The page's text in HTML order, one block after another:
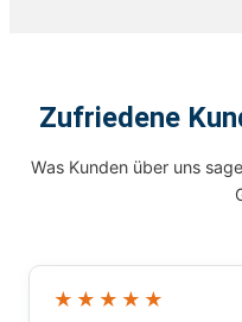
Zufriedene
Was Kunden über uns
★★★★★